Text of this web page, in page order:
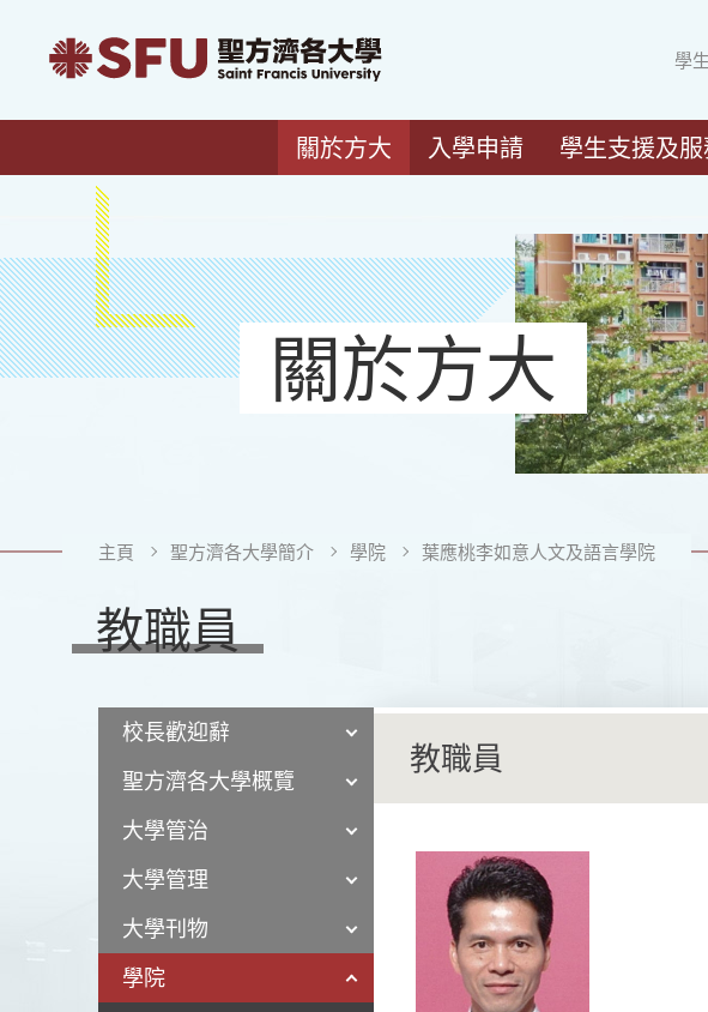
學生
關於方大 入學申請 學生支援及
關於方大
主頁 聖方濟各大學簡介 學院 葉應桃李如意人文及語言學院
教職員
校長歡迎辭
聖方濟各大學概覽
大學管治
大學管理
大學刊物
學院
教職員